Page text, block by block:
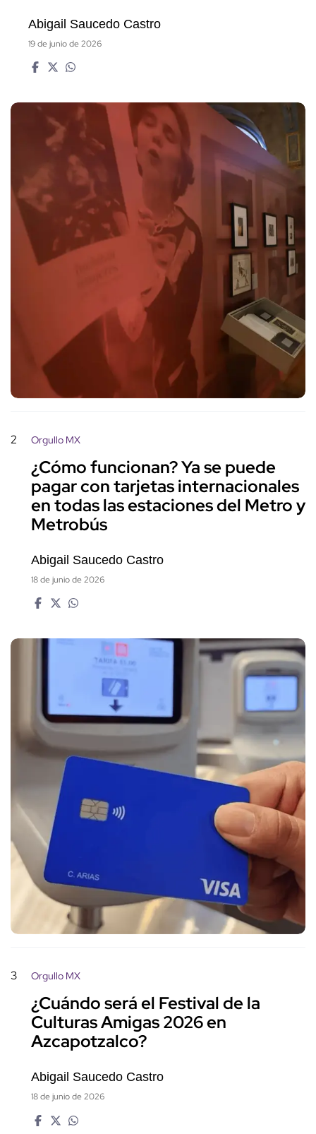
Abigail Saucedo Castro
19 de junio de 2026
2 Orgullo MX
¿Cómo funcionan? Ya se puede
pagar con tarjetas internacionales
en todas las estaciones del Metro y
Metrobús
Abigail Saucedo Castro
18 de junio de 2026
3 Orgullo MX
¿Cuándo será el Festival de la
Culturas Amigas 2026 en
Azcapotzalco?
Abigail Saucedo Castro
18 de junio de 2026